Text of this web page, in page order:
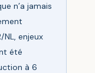
n’a jamais
NL, enjeux
été
à 6